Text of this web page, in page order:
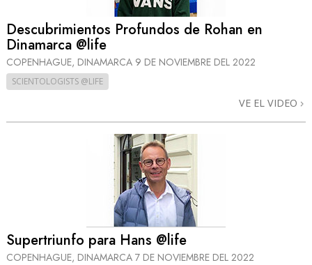
Descubrimientos Profundos de Rohan en
Dinamarca @life
COPENHAGUE, DINAMARCA 9 DE NOVIEMBRE DEL 2022
SCIENTOLOGISTS @LIFE
VE EL VIDEO
Supertriunfo para Hans @life
COPENHAGUE, DINAMARCA 7 DE NOVIEMBRE DEL 2022